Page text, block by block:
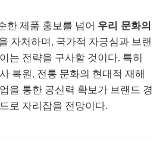
한 제품 홍보를 넘어 우리 문화의
자처하며, 국가적 자긍심과 브랜
는 전략을 구사할 것이다. 특히
복원, 전통 문화의 현대적 재해
을 통한 공신력 확보가 브랜드 경
로 자리잡을 전망이다.